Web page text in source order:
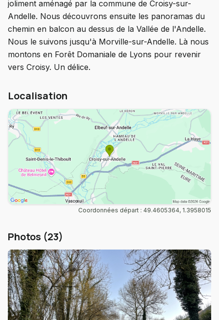
joliment aménagé par la commune de Croisy-sur-
Andelle. Nous découvrons ensuite les panoramas du
chemin en balcon au dessus de la Vallée de l'Andelle.
Nous le suivons jusqu'à Morville-sur-Andelle. Là nous
montons en Forêt Domaniale de Lyons pour revenir
vers Croisy. Un délice.
Localisation
Coordonnées départ : 49.4605364, 1.3958015
Photos (23)